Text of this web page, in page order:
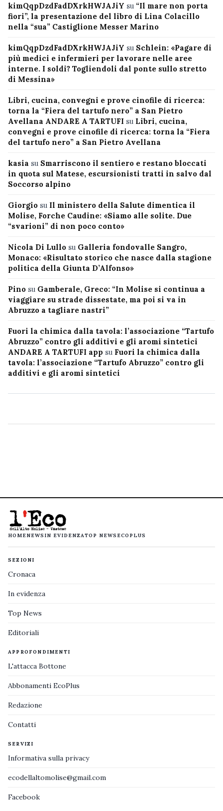
kimQqpDzdFadDXrkHWJAJiY su “Il mare non porta
fiori”, la presentazione del libro di Lina Colacillo
nella “sua” Castiglione Messer Marino
kimQqpDzdFadDXrkHWJAJiY su Schlein: «Pagare di
più medici e infermieri per lavorare nelle aree
interne. I soldi? Togliendoli dal ponte sullo stretto
di Messina»
Libri, cucina, convegni e prove cinofile di ricerca:
torna la “Fiera del tartufo nero” a San Pietro
Avellana ANDARE A TARTUFI su Libri, cucina,
convegni e prove cinofile di ricerca: torna la “Fiera
del tartufo nero” a San Pietro Avellana
kasia su Smarriscono il sentiero e restano bloccati
in quota sul Matese, escursionisti tratti in salvo dal
Soccorso alpino
Giorgio su Il ministero della Salute dimentica il
Molise, Forche Caudine: «Siamo alle solite. Due
“svarioni” di non poco conto»
Nicola Di Lullo su Galleria fondovalle Sangro,
Monaco: «Risultato storico che nasce dalla stagione
politica della Giunta D’Alfonso»
Pino su Gamberale, Greco: “In Molise si continua a
viaggiare su strade dissestate, ma poi si va in
Abruzzo a tagliare nastri”
Fuori la chimica dalla tavola: l’associazione “Tartufo
Abruzzo” contro gli additivi e gli aromi sintetici
ANDARE A TARTUFI app su Fuori la chimica dalla
tavola: l’associazione “Tartufo Abruzzo” contro gli
additivi e gli aromi sintetici
HOMENEWS IN EVIDENZATOP NEWS ECOPLUS
SEZIONI
Cronaca
In evidenza
Top News
Editoriali
APPROFONDIMENTI
L'attacca Bottone
Abbonamenti EcoPlus
Redazione
Contatti
SERVIZI
Informativa sulla privacy
ecodellaltomolise@gmail.com
Facebook